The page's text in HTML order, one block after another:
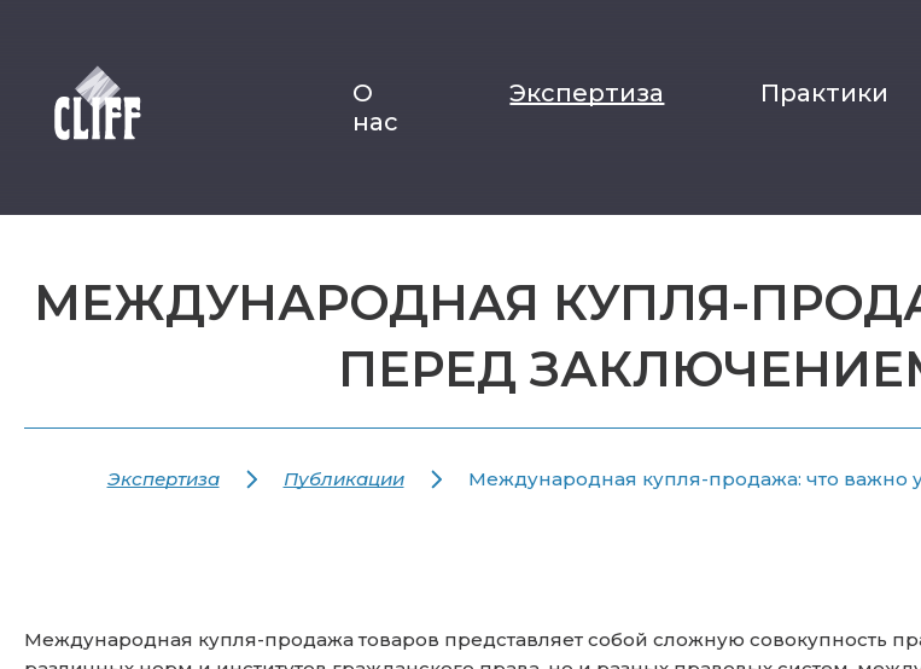
О
нас
Экспертиза Практики
МЕЖДУНАРОДНАЯ КУПЛЯ-
ПЕРЕД
Экспертиза Публикации Международная купля-продажа: что важно
Международная купля-продажа товаров представляет собой сложную совокупность